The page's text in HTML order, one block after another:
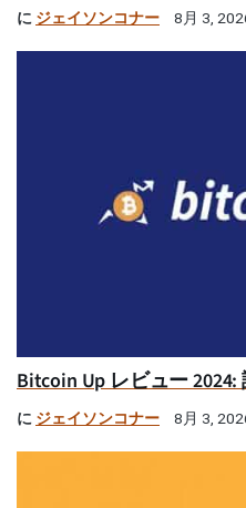
に ジェイソンコナー 8月 3,
Bitcoin Up レビュー
に ジェイソンコナー 8月 3,